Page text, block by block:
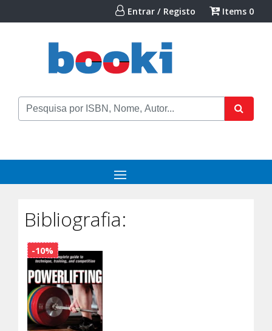
Entrar / Registo Items 0
Bibliografia:
-10%